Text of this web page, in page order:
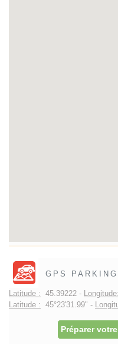
GPS PARKING
Latitude : 45.39222 - Longitude:
Latitude : 45°23'31.99" -
Préparer